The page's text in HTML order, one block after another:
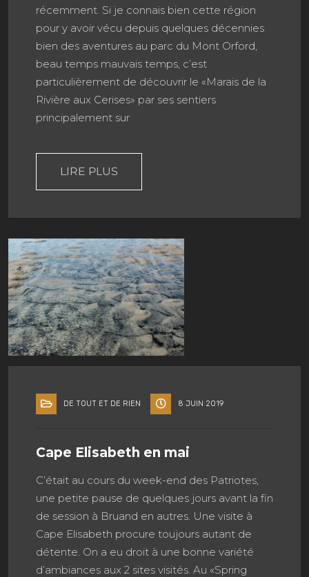
récemment. Si je connais bien cette région
pour y avoir vécu depuis quelques décennies
bien des aventures au parc du Mont Orford,
beau temps mauvais temps, c’est
particulièrement de découvrir le «Marais de la
Rivière aux Cerises» par ses sentiers
principalement sur
LIRE PLUS
DE TOUT ET DE RIEN 8 JUIN 2019
Cape Elisabeth en mai
C’était au cours du week-end des Patriotes,
une petite pause de quelques jours avant la fin
de session à Bruand en autres. Une visite à
Cape Elisabeth procure toujours autant de
détente. On a eu droit à une bonne variété
d’ambiances aux 2 sites visités. Au «Spring